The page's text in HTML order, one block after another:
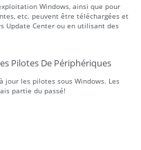
Windows, ainsi que pour
etc. peuvent être téléchargées et
Update Center ou en utilisant des
Pilotes De Périphériques
les pilotes sous Windows. Les
partie du passé!